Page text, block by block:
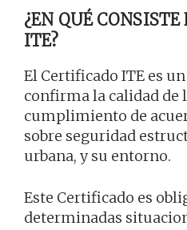
¿EN QUÉ
ITE?
El Certificado ITE es
confirma la calidad de
cumplimiento de
sobre seguridad
urbana, y su entorno.
Este Certificado es
determinadas